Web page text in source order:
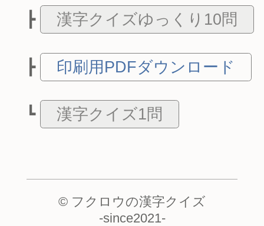
漢字クイズゆっくり10問
印刷用PDFダウンロード
漢字クイズ1問
© フクロウの漢字クイズ
-since2021-